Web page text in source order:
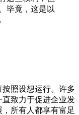
毕竟，这是以
照设想运行。许多
致力于促进企业发
所有人都享有富足